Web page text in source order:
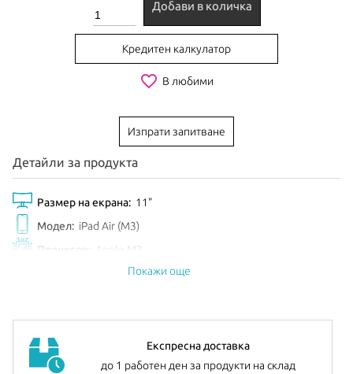
Добави в количка
Кредитен калкулатор
favorite_border В любими
Изпрати запитване
Детайли за продукта
Размер на екрана: 11"
Модел: iPad Air (M3)
Процесор:
Apple M3
512GB
Анонсиран: Март 2025
Допълнителна информация: можете да намерите
Покажи още
Експресна доставка
до 1 работен ден за продукти на склад